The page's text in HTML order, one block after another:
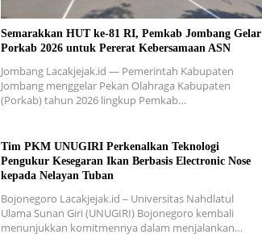
Semarakkan HUT ke-81 RI, Pemkab Jombang Gelar
Porkab 2026 untuk Pererat Kebersamaan ASN
Jombang Lacakjejak.id — Pemerintah Kabupaten
Jombang menggelar Pekan Olahraga Kabupaten
(Porkab) tahun 2026 lingkup Pemkab…
Tim PKM UNUGIRI Perkenalkan Teknologi
Pengukur Kesegaran Ikan Berbasis Electronic Nose
kepada Nelayan Tuban
Bojonegoro Lacakjejak.id – Universitas Nahdlatul
Ulama Sunan Giri (UNUGIRI) Bojonegoro kembali
menunjukkan komitmennya dalam menjalankan…